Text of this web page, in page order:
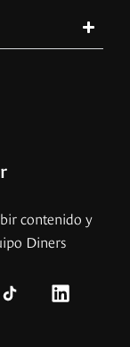
contenido y
Diners